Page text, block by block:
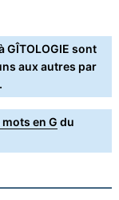
GÎTOLOGIE sont
aux autres par
en G du